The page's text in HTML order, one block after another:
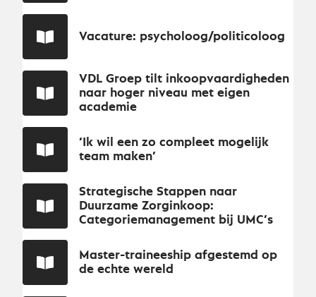
Vacature: psycholoog/politicoloog
VDL Groep tilt inkoopvaardigheden
naar hoger niveau met eigen
academie
‘Ik wil een zo compleet mogelijk
team maken’
Strategische Stappen naar
Duurzame Zorginkoop:
Categoriemanagement bij UMC’s
Master-traineeship afgestemd op
de echte wereld